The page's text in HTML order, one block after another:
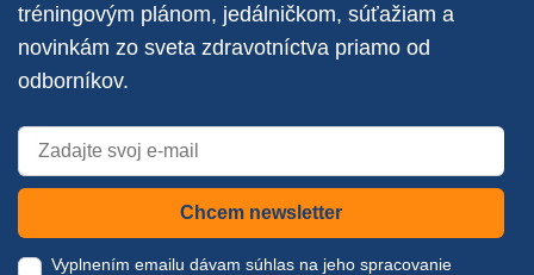
tréningovým plánom, jedálničkom, súťažiam a
novinkám zo sveta zdravotníctva priamo od
odborníkov.
Chcem newsletter
Vyplnením emailu dávam súhlas na jeho spracovanie